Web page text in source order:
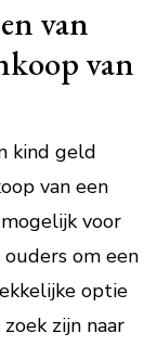
van
van
kind geld
van een
voor
om een
optie
zijn naar